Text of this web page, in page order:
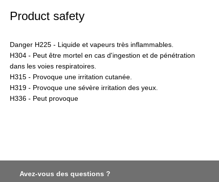
Product safety
Danger H225 - Liquide et vapeurs très inflammables.
H304 - Peut être mortel en cas d'ingestion et de pénétration
dans les voies respiratoires.
H315 - Provoque une irritation cutanée.
H319 - Provoque une sévère irritation des yeux.
H336 - Peut provoque
Avez-vous des questions ?